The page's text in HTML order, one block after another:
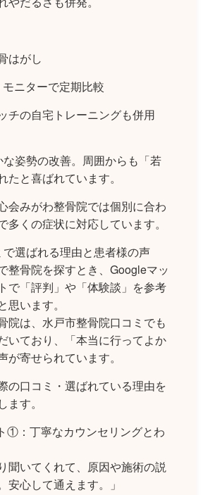
はがし
ニターで定期比較
チの自宅トレーニングも併用
姿勢の改善。周囲からも「若
たと喜ばれています。
会みがわ整骨院では個別に合わ
多くの症状に対応しています。
選ばれる理由と患者様の声
整骨院を探すとき、Googleマッ
で「評判」や「体験談」を参考
思います。
院は、水戸市整骨院口コミでも
いており、「本当に行ってよか
が寄せられています。
の口コミ・選ばれている理由を
ます。
①：丁寧なカウンセリングとわ
聞いてくれて、原因や施術の説
安心して通えます。」